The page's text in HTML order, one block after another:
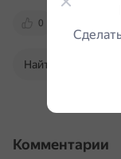
0
Найти в Поиске
Комментарии